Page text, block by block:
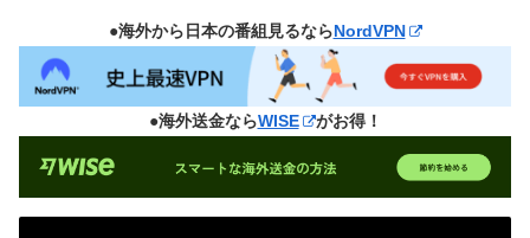
●海外から日本の番組見るならNordVPN
●海外送金ならWISE がお得！